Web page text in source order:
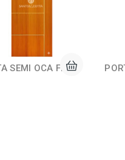
PORTA SEMI OCA FRISADA COD PPF 102